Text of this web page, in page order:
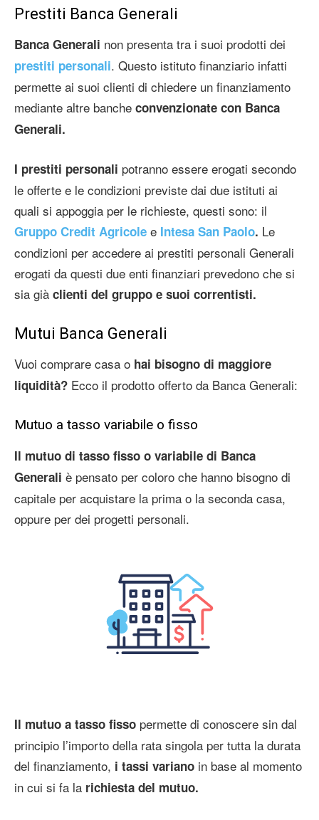
Prestiti Banca Generali
Banca Generali non presenta tra i suoi prodotti dei
prestiti personali. Questo istituto finanziario infatti
permette ai suoi clienti di chiedere un finanziamento
mediante altre banche convenzionate con Banca
Generali.
I prestiti personali potranno essere erogati secondo
le offerte e le condizioni previste dai due istituti ai
quali si appoggia per le richieste, questi sono: il
Gruppo Credit Agricole e Intesa San Paolo. Le
condizioni per accedere ai prestiti personali Generali
erogati da questi due enti finanziari prevedono che si
sia già clienti del gruppo e suoi correntisti.
Mutui Banca Generali
Vuoi comprare casa o hai bisogno di maggiore
liquidità? Ecco il prodotto offerto da Banca Generali:
Mutuo a tasso variabile o fisso
Il mutuo di tasso fisso o variabile di Banca
Generali è pensato per coloro che hanno bisogno di
capitale per acquistare la prima o la seconda casa,
oppure per dei progetti personali.
Il mutuo a tasso fisso permette di conoscere sin dal
principio l’importo della rata singola per tutta la durata
del finanziamento, i tassi variano in base al momento
in cui si fa la richiesta del mutuo.